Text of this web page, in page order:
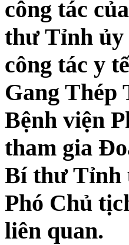
công tác
thư Tỉnh ủy
công tác y
Gang Thép
Bệnh viện
tham gia
Bí thư Tỉnh
Phó Chủ
liên quan.